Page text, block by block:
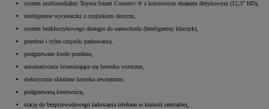
system multimedialny Toyota Smart Connect+® z kolorowym ekranem dotykowym (12,3" HD),
inteligentne wycieraczki z czujnikiem deszczu,
system bezkluczykowego dostępu do samochodu (Inteligentny kluczyk),
przednie i tylne czujniki parkowania,
podgrzewane fotele przednie,
automatycznie ściemniające się lusterko wsteczne,
elektrycznie składane lusterka zewnętrzne,
podgrzewaną kierownicę,
stację do bezprzewodowego ładowania telefonu w konsoli centralnej,